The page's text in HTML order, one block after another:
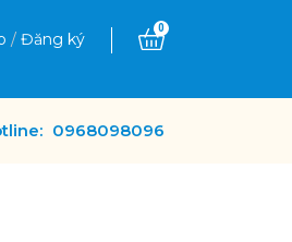
/ Đăng ký
0
0968098096